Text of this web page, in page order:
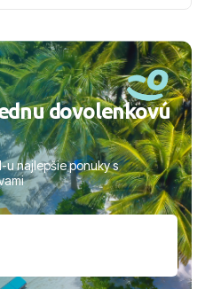
dovolenkovú
u najlepšie ponuky s